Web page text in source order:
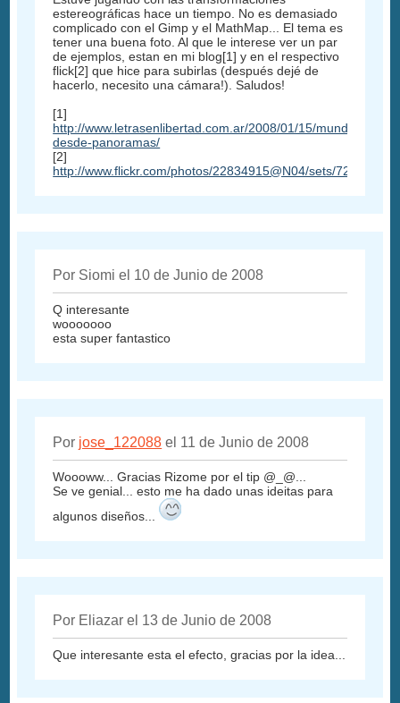
estereográficas hace un tiempo. No es demasiado
complicado con el Gimp y el MathMap... El tema es
tener una buena foto. Al que le interese ver un par
de ejemplos, estan en mi blog[1] y en el respectivo
flick[2] que hice para subirlas (después dejé de
hacerlo, necesito una cámara!). Saludos!
[1]
http://www.letrasenlibertad.com.ar/2008/01/15/mundos-
desde-panoramas/
[2]
http://www.flickr.com/photos/22834915@N04/sets/
Por Siomi el 10 de Junio de 2008
Q interesante
wooooooo
esta super fantastico
Por jose_122088 el 11 de Junio de 2008
Woooww... Gracias Rizome por el tip @_@...
Se ve genial... esto me ha dado unas ideitas para
algunos diseños...
Por Eliazar el 13 de Junio de 2008
Que interesante esta el efecto, gracias por la idea...